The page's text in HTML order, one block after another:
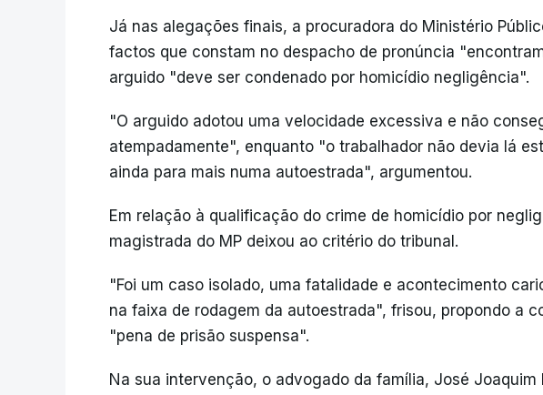
Já nas alegações finais, a procuradora do Ministério
factos que constam no despacho de pronúncia
arguido "deve ser condenado por homicídio negligência".
"O arguido adotou uma velocidade excessiva e não
atempadamente", enquanto "o trabalhador não devia lá
ainda para mais numa autoestrada", argumentou.
Em relação à qualificação do crime de homicídio por
magistrada do MP deixou ao critério do tribunal.
"Foi um caso isolado, uma fatalidade e acontecimento
na faixa de rodagem da autoestrada", frisou, propondo a
"pena de prisão suspensa".
Na sua intervenção, o advogado da família, José Joaquim